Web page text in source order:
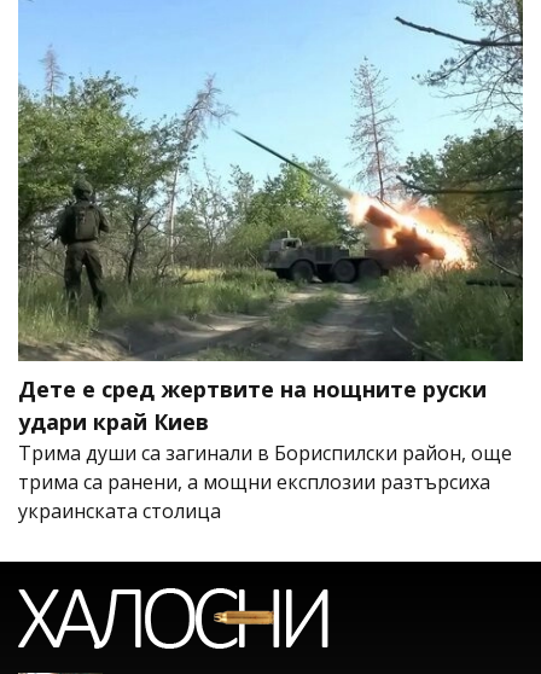
Дете е сред жертвите на нощните руски
удари край Киев
Трима души са загинали в Бориспилски район, още
трима са ранени, а мощни експлозии разтърсиха
украинската столица